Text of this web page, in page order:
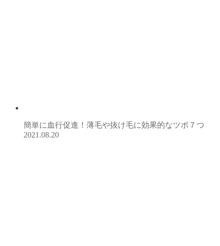
簡単に血行促進！薄毛や抜け毛に効果的なツボ７つ
2021.08.20